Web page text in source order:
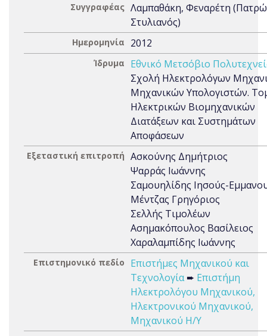
Συγγραφέας Λαμπαθάκη, Φεναρέτη
Στυλιανός)
Ημερομηνία 2012
Ίδρυμα
Εθνικό Μετσόβιο
Σχολή Ηλεκτρολόγων
Μηχανικών Υπολογιστών.
Ηλεκτρικών Βιομηχανικών
Διατάξεων και Συστημάτων
Αποφάσεων
Εξεταστική επιτροπή Ασκούνης Δημήτριος
Ψαρράς Ιωάννης
Σαμουηλίδης Ιησούς-
Μέντζας Γρηγόριος
Σελλής Τιμολέων
Ασημακόπουλος Βασίλειος
Χαραλαμπίδης Ιωάννης
Επιστημονικό πεδίο
Επιστήμες Μηχανικού και
Τεχνολογία➨ Επιστήμη
Ηλεκτρολόγου Μηχανικού,
Ηλεκτρονικού Μηχανικού,
Μηχανικού Η/Υ